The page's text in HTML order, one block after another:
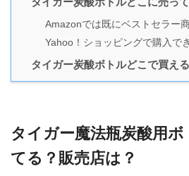
Amazonでは既にベストセラー
Yahoo！ショッピングで購入で
タイガー炭酸ボトルどこで買え
タイガー魔法瓶炭酸用
てる？販売店は？